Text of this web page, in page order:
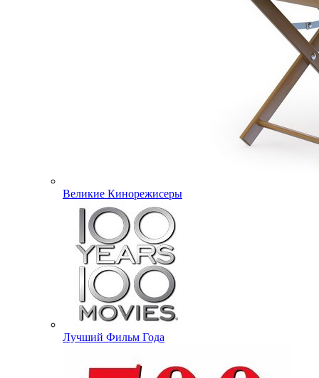
Великие Кинорежисеры
Лучший Фильм Года